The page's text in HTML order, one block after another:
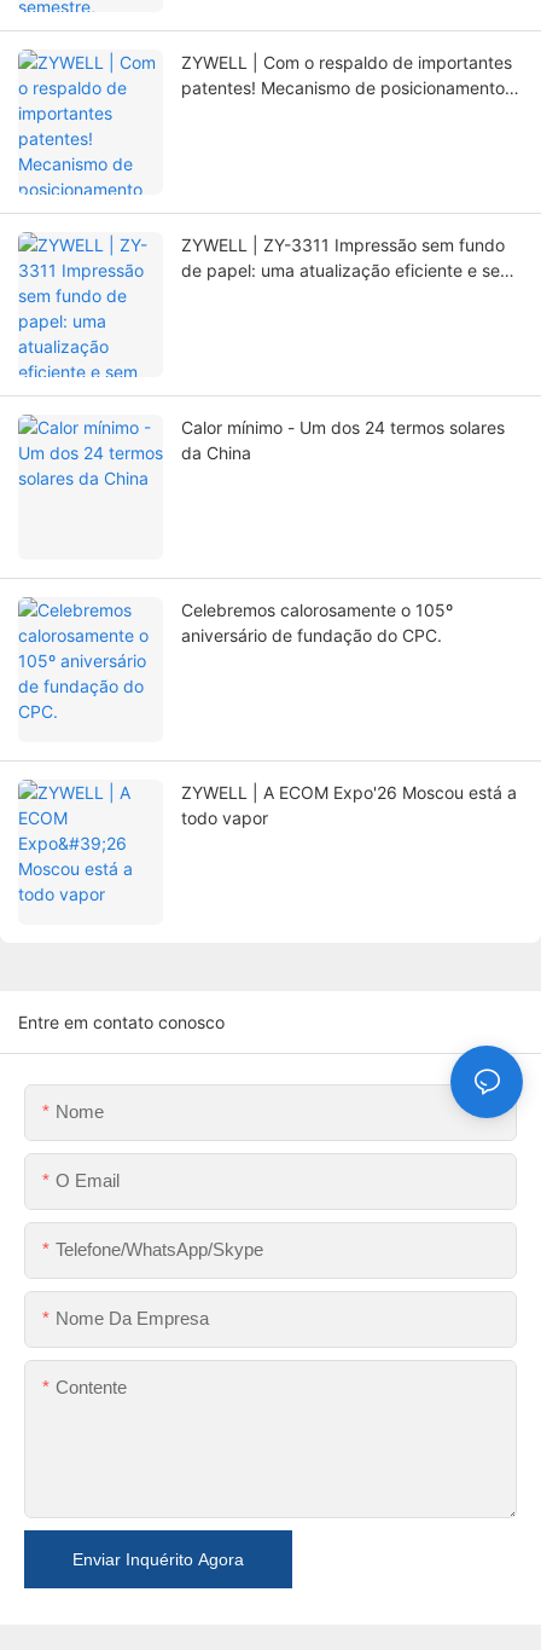
ZYWELL | Com o respaldo de importantes
patentes! Mecanismo de posicionamento
ZYWELL | ZY-3311 Impressão sem fundo
de papel: uma atualização eficiente e sem
Calor mínimo - Um dos 24 termos solares
da China
Celebremos calorosamente o 105º
aniversário de fundação do CPC.
ZYWELL | A ECOM Expo'26 Moscou está a
todo vapor
Entre em contato conosco
Nome
O Email
Telefone/WhatsApp/Skype
Nome Da Empresa
Contente
Enviar Inquérito Agora